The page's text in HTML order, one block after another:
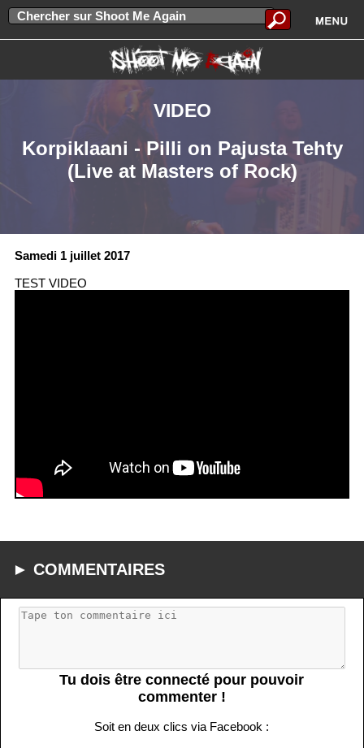
VIDEO
Korpiklaani - Pilli on Pajusta Tehty
(Live at Masters of Rock)
Samedi 1 juillet 2017
TEST VIDEO
► COMMENTAIRES
Tu dois être connecté pour pouvoir
commenter !
Soit en deux clics via Facebook :